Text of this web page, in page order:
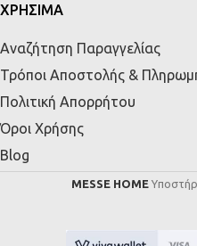
ΧΡΗΣΙΜΑ
Αναζήτηση Παραγγελίας
Τρόποι Αποστολής &
Πολιτική Απορρήτου
Όροι Χρήσης
Blog
MESSE HOME